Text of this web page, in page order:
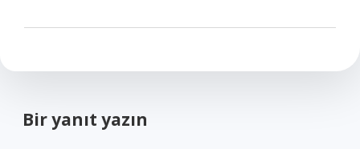
Bir yanıt yazın